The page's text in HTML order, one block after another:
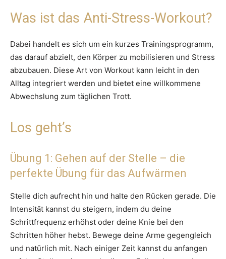
Was ist das Anti-Stress-Workout?
Dabei handelt es sich um ein kurzes Trainingsprogramm,
das darauf abzielt, den Körper zu mobilisieren und Stress
abzubauen. Diese Art von Workout kann leicht in den
Alltag integriert werden und bietet eine willkommene
Abwechslung zum täglichen Trott.
Los geht’s
Übung 1: Gehen auf der Stelle – die
perfekte Übung für das Aufwärmen
Stelle dich aufrecht hin und halte den Rücken gerade. Die
Intensität kannst du steigern, indem du deine
Schrittfrequenz erhöhst oder deine Knie bei den
Schritten höher hebst. Bewege deine Arme gegengleich
und natürlich mit. Nach einiger Zeit kannst du anfangen